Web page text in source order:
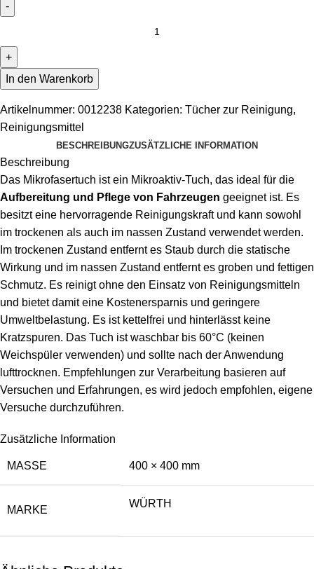
In den Warenkorb
Artikelnummer: 0012238 Kategorien: Tücher zur Reinigung,
Reinigungsmittel
BESCHREIBUNGZUSÄTZLICHE INFORMATION
Beschreibung
Das Mikrofasertuch ist ein Mikroaktiv-Tuch, das ideal für die
Aufbereitung und Pflege von Fahrzeugen geeignet ist. Es
besitzt eine hervorragende Reinigungskraft und kann sowohl
im trockenen als auch im nassen Zustand verwendet werden.
Im trockenen Zustand entfernt es Staub durch die statische
Wirkung und im nassen Zustand entfernt es groben und fettigen
Schmutz. Es reinigt ohne den Einsatz von Reinigungsmitteln
und bietet damit eine Kostenersparnis und geringere
Umweltbelastung. Es ist kettelfrei und hinterlässt keine
Kratzspuren. Das Tuch ist waschbar bis 60°C (keinen
Weichspüler verwenden) und sollte nach der Anwendung
lufttrocknen. Empfehlungen zur Verarbeitung basieren auf
Versuchen und Erfahrungen, es wird jedoch empfohlen, eigene
Versuche durchzuführen.
Zusätzliche Information
MASSE 400 × 400 mm
MARKE
WÜRTH